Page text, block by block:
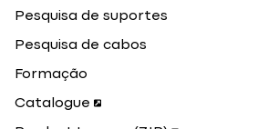
Pesquisa de suportes
Pesquisa de cabos
Formação
Catalogue